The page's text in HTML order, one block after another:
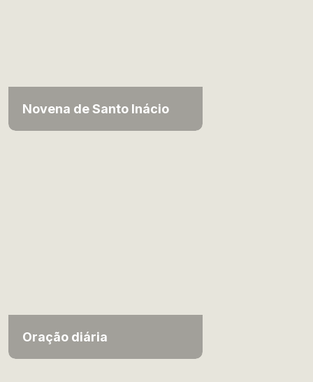
Novena de Santo Inácio
Oração diária